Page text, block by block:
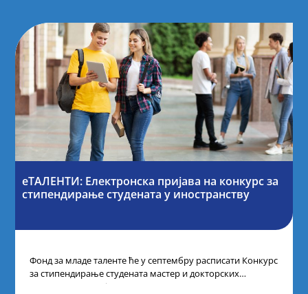
еТАЛЕНТИ: Електронска пријава на конкурс за
стипендирање студената у иностранству
Фонд за младе таленте ће у септембру расписати Конкурс
за стипендирање студената мастер и докторских
академских студија у иностранству, на